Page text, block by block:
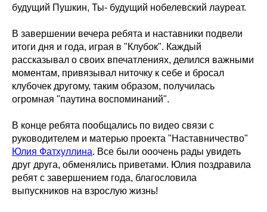
будущий Пушкин, Ты- будущий нобелевский лауреат.
В завершении вечера ребята и наставники подвели
итоги дня и года, играя в "Клубок". Каждый
рассказывал о своих впечатлениях, делился важными
моментам, привязывал ниточку к себе и бросал
клубочек другому, таким образом, получилась
огромная "паутина воспоминаний".
В конце ребята пообщались по видео связи с
руководителем и матерью проекта "Наставничество"
Юлия Фатхуллина. Все были ооочень рады увидеть
друг друга, обменялись приветами. Юлия поздравила
ребят с завершением года, благословила
выпускников на взрослую жизнь!